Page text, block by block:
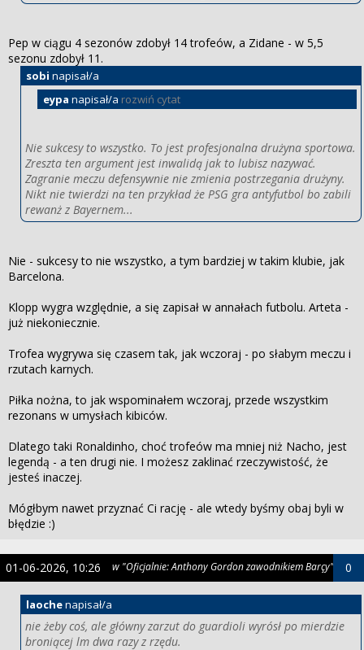
Pep w ciągu 4 sezonów zdobył 14 trofeów, a Zidane - w 5,5
sezonu zdobył 11.
sobi napisał/a
eypa napisał/a rozwiń cytat
Nie sukcesy to wszystko. To jest profesjonalna drużyna sportowa.
Zreszta ten argument jest inwalidą jak to lubisz nazywać.
Zagranie meczu defensywnie nie zmienia postrzegania drużyny.
Nikt nie twierdzi na ten przykład że PSG gra antyfutbol bo zabili
rewanż z Bayernem...
Nie - sukcesy to nie wszystko, a tym bardziej w takim klubie, jak
Barcelona.
Klopp wygra względnie, a się zapisał w annałach futbolu. Arteta -
już niekoniecznie.
Trofea wygrywa się czasem tak, jak wczoraj - po słabym meczu i
rzutach karnych.
Piłka nożna, to jak wspominałem wczoraj, przede wszystkim
rezonans w umysłach kibiców.
Dlatego taki Ronaldinho, choć trofeów ma mniej niż Nacho, jest
legendą - a ten drugi nie. I możesz zaklinać rzeczywistość, że
jesteś inaczej.
Mógłbym nawet przyznać Ci rację - ale wtedy byśmy obaj byli w
błędzie :)
laochenapisał/a
nie żeby coś, ale główny zarzut do guardioli wyrósł po mierdzie
broniącej lm dwa razy z rzędu.
01-06-2026, 10:26 w "Oficjalnie: Anthony Gordon zawodnikiem Barçy" 0